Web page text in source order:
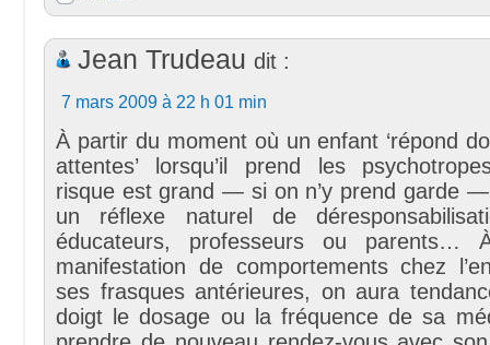
Jean Trudeau dit :
7 mars 2009 à 22 h 01 min
À partir du moment où un enfant ‘répond
attentes’ lorsqu’il prend les
risque est grand — si on n’y prend garde
un réflexe naturel de
éducateurs, professeurs ou parents…
manifestation de comportements chez
ses frasques antérieures, on aura
doigt le dosage ou la fréquence de sa